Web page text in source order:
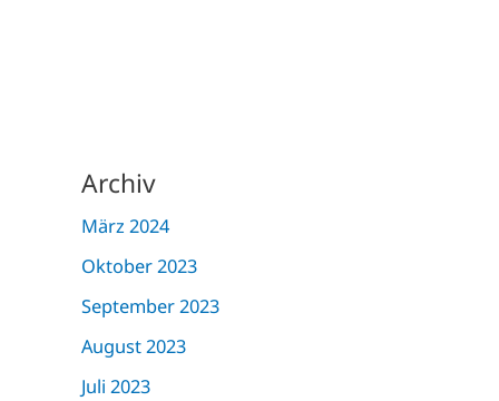
Archiv
März 2024
Oktober 2023
September 2023
August 2023
Juli 2023